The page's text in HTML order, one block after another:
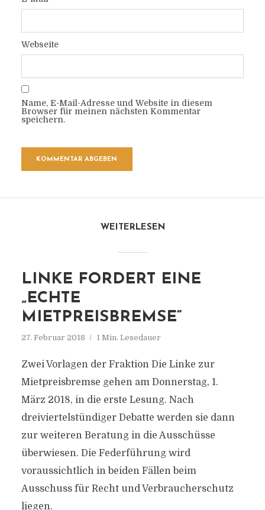
Webseite
Name, E-Mail-Adresse und Website in diesem
Browser für meinen nächsten Kommentar
speichern.
WEITERLESEN
LINKE FORDERT EINE
„ECHTE
MIETPREISBREMSE“
27. Februar 2018 1 Min. Lesedauer
Zwei Vorlagen der Fraktion Die Linke zur
Mietpreisbremse gehen am Donnerstag, 1.
März 2018, in die erste Lesung. Nach
dreiviertelstündiger Debatte werden sie dann
zur weiteren Beratung in die Ausschüsse
überwiesen. Die Federführung wird
voraussichtlich in beiden Fällen beim
Ausschuss für Recht und Verbraucherschutz
liegen.